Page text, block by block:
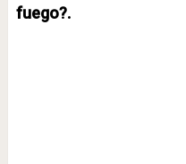
fuego?.